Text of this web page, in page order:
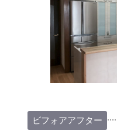
ビフォアアフター